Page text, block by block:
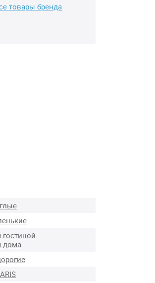
товары бренда
дома